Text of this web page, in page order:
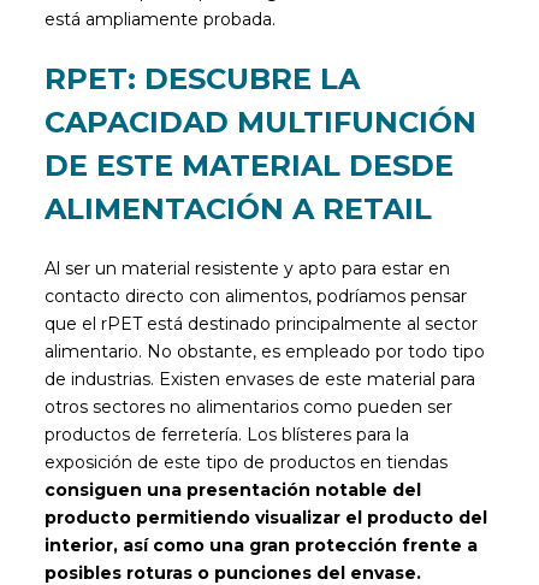
está ampliamente probada.
RPET: DESCUBRE LA
CAPACIDAD MULTIFUNCIÓN
DE ESTE MATERIAL DESDE
ALIMENTACIÓN A RETAIL
Al ser un material resistente y apto para estar en
contacto directo con alimentos, podríamos pensar
que el rPET está destinado principalmente al sector
alimentario. No obstante, es empleado por todo tipo
de industrias. Existen envases de este material para
otros sectores no alimentarios como pueden ser
productos de ferretería. Los blísteres para la
exposición de este tipo de productos en tiendas
consiguen una presentación notable del
producto permitiendo visualizar el producto del
interior, así como una gran protección frente a
posibles roturas o punciones del envase.